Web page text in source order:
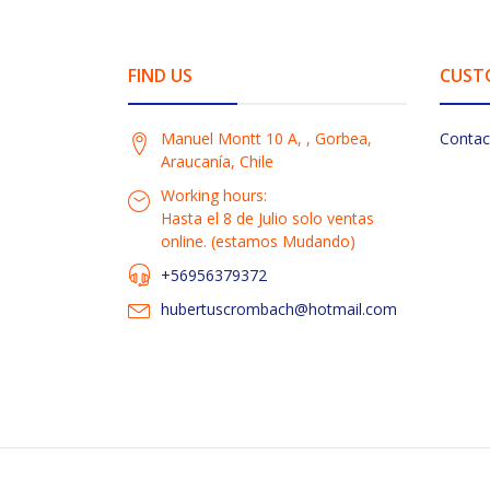
FIND US
Manuel Montt 10 A, , Gorbea,
Araucanía, Chile
Working hours:
Hasta el 8 de Julio solo ventas
online. (estamos Mudando)
+56956379372
hubertuscrombach@hotmail.com